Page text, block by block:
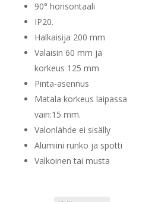
90° horisontaali
IP20.
Halkaisija 200 mm
Valaisin 60 mm ja
korkeus 125 mm
Pinta-asennus
Matala korkeus laipassa
vain:15 mm.
Valonlähde ei sisälly
Alumiini runko ja spotti
Valkoinen tai musta